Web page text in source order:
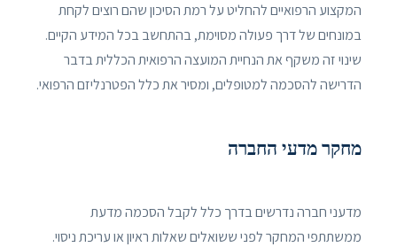
המקצוע הרפואיים להחליט על רמת הסיכון שהם רוצים לקחת
במונחים של דרך פעולה מסוימת, בהתחשב בכל המידע הקיים.
שינוי זה משקף את הנחיית המועצה הרפואית הכללית בדבר
הדרישה להסכמה למטופלים, ומסיר את כלל הפטרנליזם הרפואי.
מחקר מדעי החברה
מדעני חברה נדרשים בדרך כלל לקבל הסכמה מדעת
ממשתתפי המחקר לפני ששואלים שאלות ראיון או עריכת ניסוי.